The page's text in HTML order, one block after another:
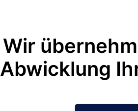
Wir
Abwicklung